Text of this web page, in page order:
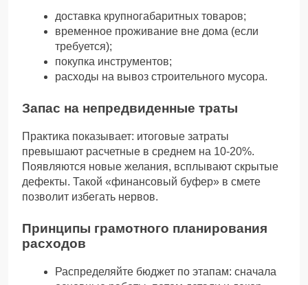
доставка крупногабаритных товаров;
временное проживание вне дома (если
требуется);
покупка инструментов;
расходы на вывоз строительного мусора.
Запас на непредвиденные траты
Практика показывает: итоговые затраты
превышают расчетные в среднем на 10-20%.
Появляются новые желания, всплывают скрытые
дефекты. Такой «финансовый буфер» в смете
позволит избегать нервов.
Принципы грамотного планирования
расходов
Распределяйте бюджет по этапам: сначала